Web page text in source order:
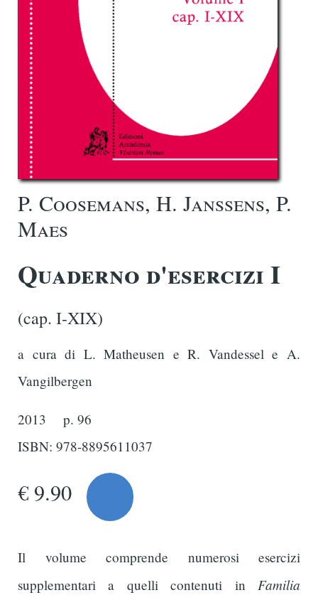
P. Coosemans, H. Janssens, P.
Maes
Quaderno d'esercizi I
(cap. I-XIX)
a cura di L. Matheusen e R. Vandessel e A.
Vangilbergen
2013
p. 96
ISBN: 978-8895611037
€ 9.90
Il volume comprende numerosi esercizi
supplementari a quelli contenuti in Familia